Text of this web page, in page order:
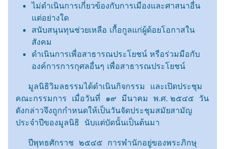
ไม่ดำเนินการเกี่ยวข้องกับการเมืองและศาสนาอื่น
แต่อย่างใด
สนับสนุนทุนช่วยเหลือ เกื้อกูลแก่ผู้ด้อยโอกาสใน
สังคม
ดำเนินการเพื่อสาธารณประโยชน์ หรือร่วมมือกับ
องค์การการกุศลอื่นๆ เพื่อสาธารณประโยชน์
มูลนิธิวิมลธรรมได้ดำเนินกิจกรรม และเปิดประชุม
คณะกรรมการ เมื่อวันที่ ๑๙ มีนาคม พ.ศ. ๒๕๔๕ วัน
ดังกล่าวจึงถูกกำหนดให้เป็นวันจัดประชุมสมัยสามัญ
ประจำปีของมูลนิธิ นับแต่บัดนั้นเป็นต้นมา
ปีพุทธศักราช ๒๕๔๕ การพำนักอยู่ของพระภิกษุ